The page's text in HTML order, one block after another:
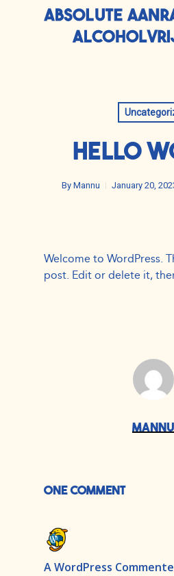
HELLO
By Mannu January 20,
Welcome to WordPress.
post. Edit or delete it,
MANNU
ONE COMMENT
A WordPress